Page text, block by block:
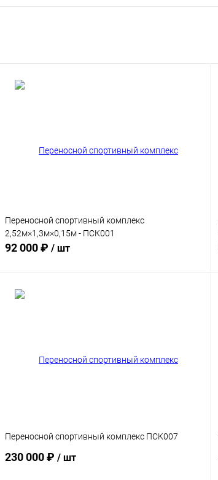
Переносной спортивный комплекс
2,52м×1,3м×0,15м - ПСК001
92 000 ₽ / шт
Переносной спортивный комплекс ПСК007
230 000 ₽ / шт